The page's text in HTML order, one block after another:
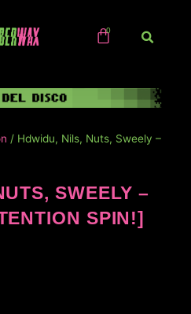
/ Hdwidu, Nils, Nuts, Sweely –
SWEELY –
SPIN!]